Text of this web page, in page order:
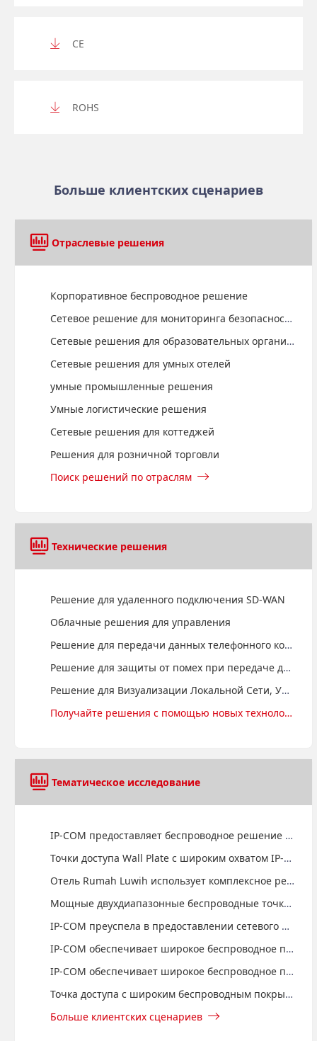
CE
ROHS
Больше клиентских сценариев
Отраслевые решения
Корпоративное беспроводное решение
Сетевое решение для мониторинга безопасности
Сетевые решения для образовательных организаций
Сетевые решения для умных отелей
умные промышленные решения
Умные логистические решения
Сетевые решения для коттеджей
Решения для розничной торговли
Поиск решений по отраслям
Технические решения
Решение для удаленного подключения SD-WAN
Облачные решения для управления
Решение для передачи данных телефонного контроля на дальние расстояния 350 м
Решение для защиты от помех при передаче данных с помощью беспроводного мониторинга IP MAX
Решение для Визуализации Локальной Сети, Управления Эксплуатацией и Техническим Обслуживанием
Получайте решения с помощью новых технологий
Тематическое исследование
IP-COM предоставляет беспроводное решение для централизованного управления пляжным курортом Sheraton Senggigi Beach Resort
Точки доступа Wall Plate с широким охватом IP-COM обеспечивают доступ в Интернет для гостей отеля Sheraton Bandara
Отель Rumah Luwih использует комплексное решение IP-COM для обеспечения превосходного сервиса для гостей отеля
Мощные двухдиапазонные беспроводные точки доступа обеспечивают доступ в Интернет гостям Monroe Consulting Group
IP-COM преуспела в предоставлении сетевого решения для торгового центра Centaurus в Пакистане
IP-COM обеспечивает широкое беспроводное покрытие для Novotel Bali Benoa с помощью настенной точки доступа
IP-COM обеспечивает широкое беспроводное покрытие для "Grand Mega Resort Cepu" с помощью настенной точки доступа и управляемого коммутатора
Точка доступа с широким беспроводным покрытием IP-COM предоставляет доступ в Интернет гостям отеля Santika в Индонезии
Больше клиентских сценариев